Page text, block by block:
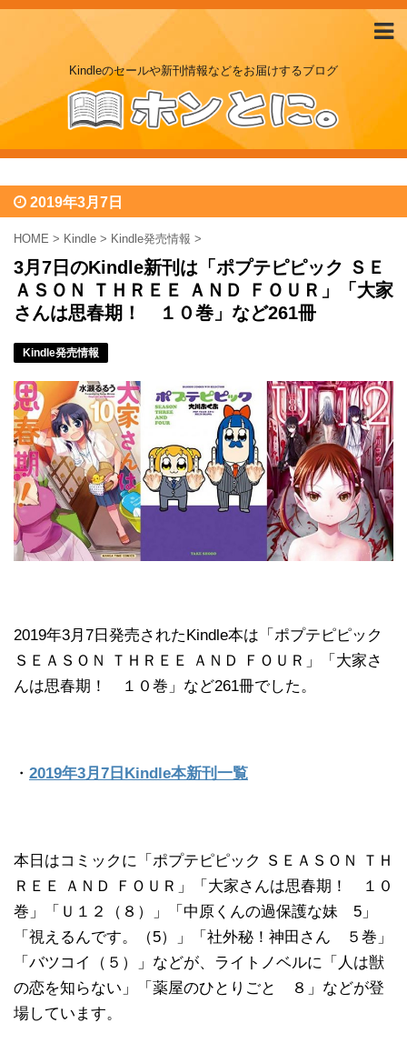
Kindleのセールや新刊情報などをお届けするブログ
2019年3月7日
HOME > Kindle > Kindle発売情報 >
3月7日のKindle新刊は「ポプテピピック ＳＥ
ＡＳＯＮ ＴＨＲＥＥ ＡＮＤ ＦＯＵＲ」「大家
さんは思春期！ １０巻」など261冊
Kindle発売情報
2019年3月7日発売されたKindle本は「ポプテピピック
ＳＥＡＳＯＮ ＴＨＲＥＥ ＡＮＤ ＦＯＵＲ」「大家さ
んは思春期！ １０巻」など261冊でした。
・ 2019年3月7日Kindle本新刊一覧
本日はコミックに「ポプテピピック ＳＥＡＳＯＮ ＴＨ
ＲＥＥ ＡＮＤ ＦＯＵＲ」「大家さんは思春期！ １０
巻」「Ｕ１２（８）」「中原くんの過保護な妹 5」
「視えるんです。（5）」「社外秘！神田さん ５巻」
「バツコイ（５）」などが、ライトノベルに「人は獣
の恋を知らない」「薬屋のひとりごと ８」などが登
場しています。